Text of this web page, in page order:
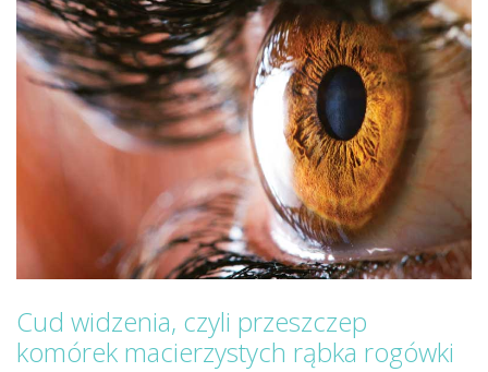
Cud widzenia, czyli przeszczep
komórek macierzystych rąbka rogówki